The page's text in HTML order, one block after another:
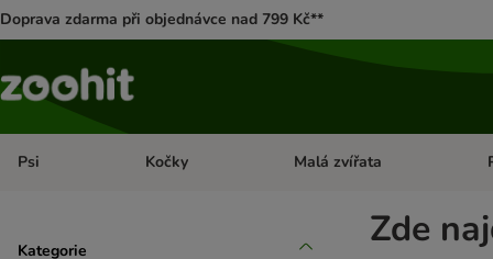
Doprava zdarma při objednávce nad 799 Kč**
Psi Otevřít menu: Psi
Kočky Otevřít menu: Kočky
Malá zvířata
Kategorie Zde